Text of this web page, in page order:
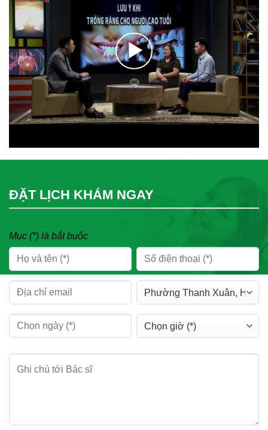
ĐẶT LỊCH KHÁM NGAY
Mục (*) là bắt buộc